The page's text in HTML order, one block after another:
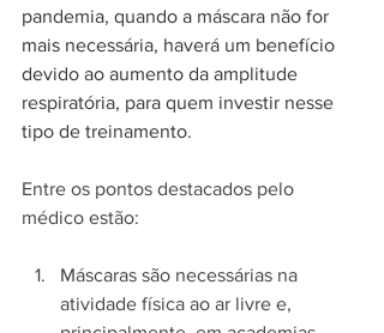
pandemia, quando a máscara não for
mais necessária, haverá um benefício
devido ao aumento da amplitude
respiratória, para quem investir nesse
tipo de treinamento.
Entre os pontos destacados pelo
médico estão:
Máscaras são necessárias na
atividade física ao ar livre e,